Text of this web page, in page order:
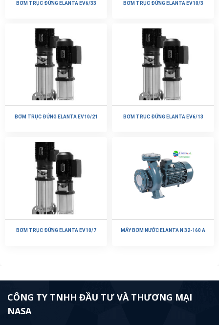
BƠM TRỤC ĐỨNG ELANTA EV6/33 BƠM TRỤC ĐỨNG ELANTA EV10/3
BƠM TRỤC ĐỨNG ELANTA EV10/21 BƠM TRỤC ĐỨNG ELANTA EV6/13
BƠM TRỤC ĐỨNG ELANTA EV10/7 MÁY BƠM NƯỚC ELANTA N 32-160 A
CÔNG TY TNHH ĐẦU TƯ VÀ THƯƠNG MẠI
NASA